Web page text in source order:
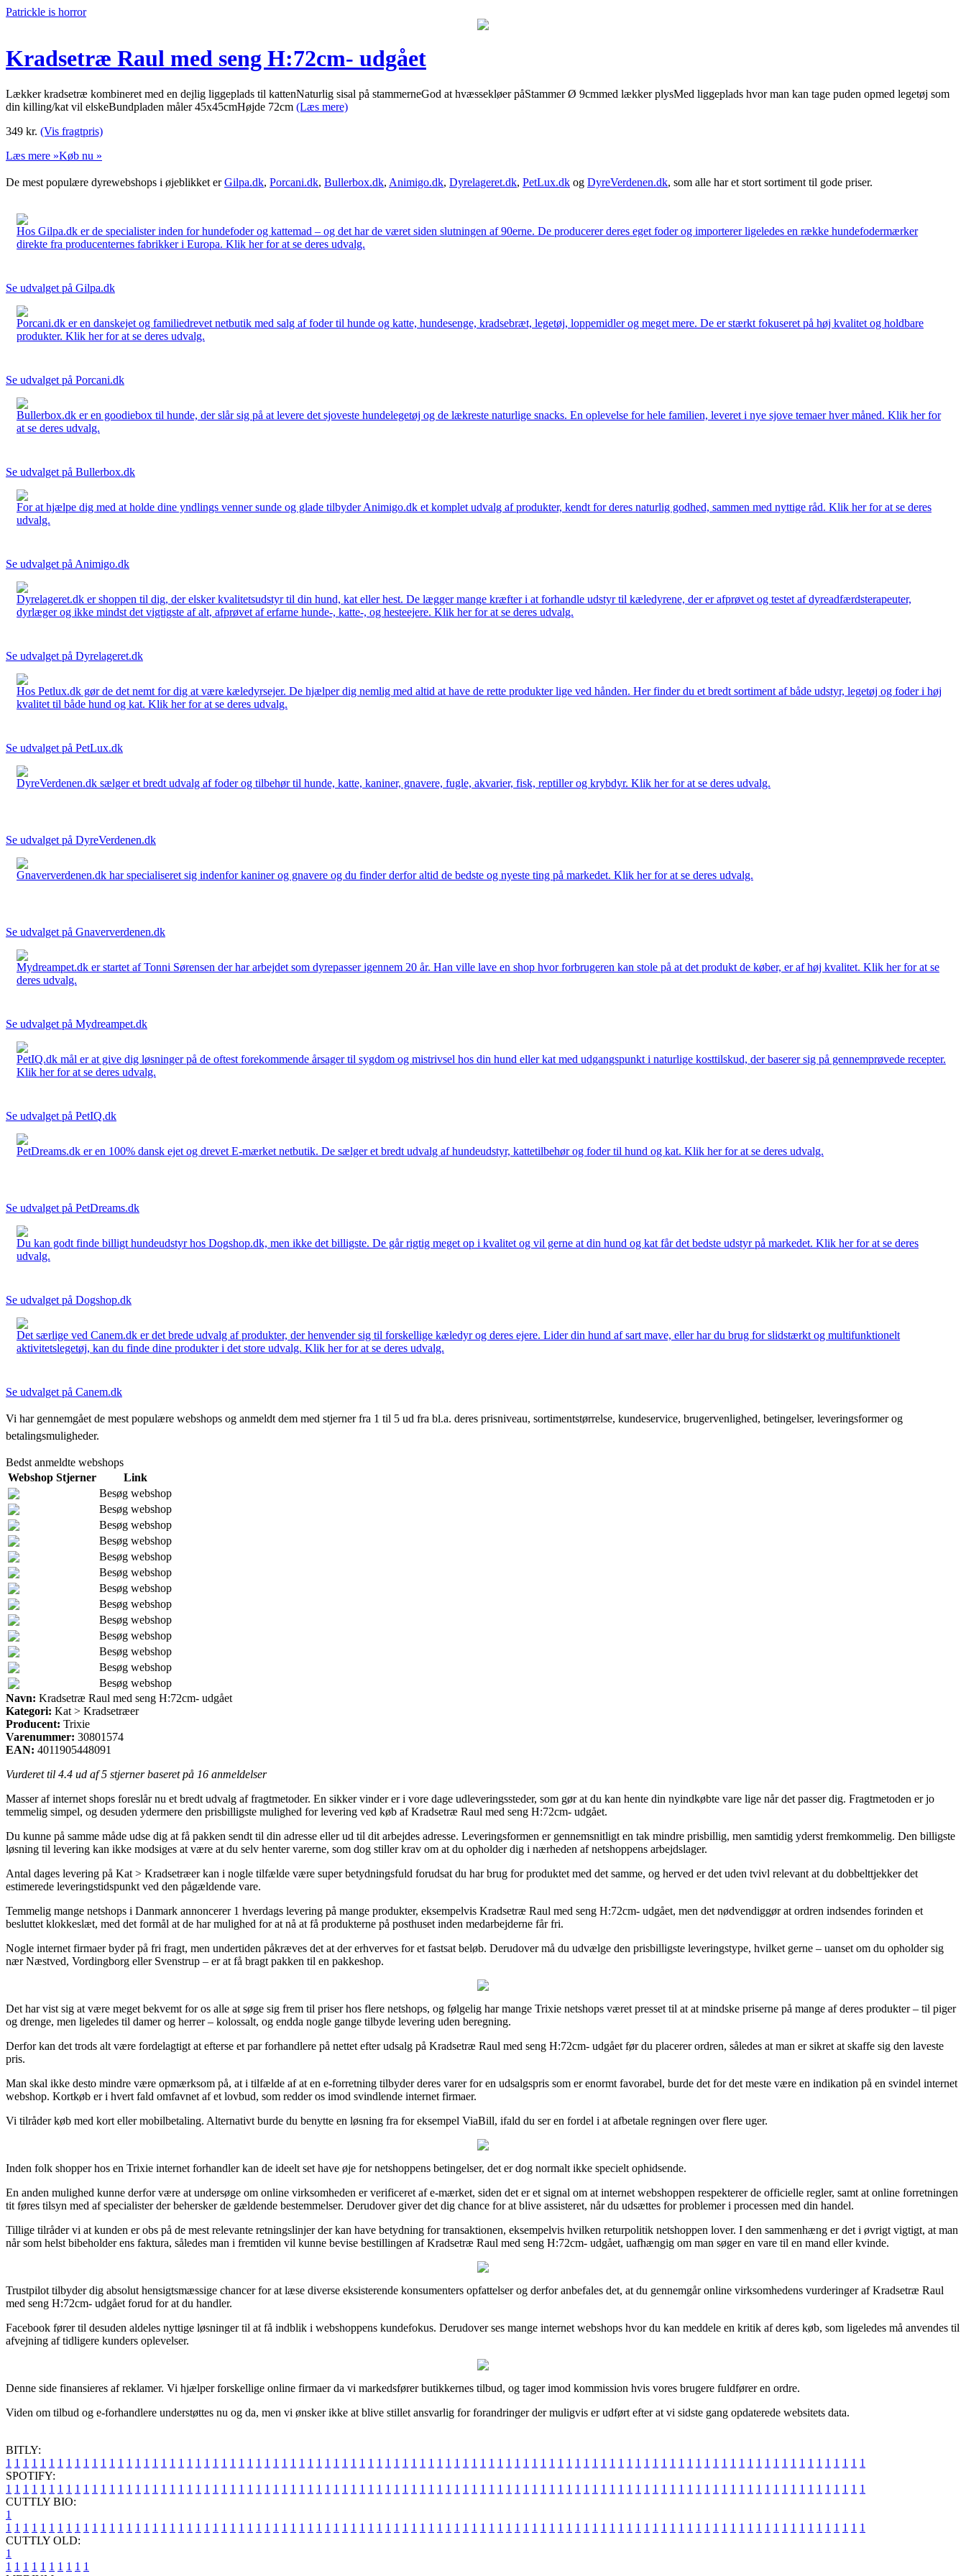
Patrickle is horror
Kradsetræ Raul med seng H:72cm- udgået
Lækker kradsetræ kombineret med en dejlig liggeplads til kattenNaturlig sisal på stammerneGod at hvæssekløer påStammer Ø 9cmmed lækker plysMed liggeplads hvor man kan tage puden opmed legetøj som
din killing/kat vil elskeBundpladen måler 45x45cmHøjde 72cm (Læs mere)
349 kr. (Vis fragtpris)
Læs mere »Køb nu »
De mest populære dyrewebshops i øjeblikket erGilpa.dk, Porcani.dk, Bullerbox.dk, Animigo.dk, Dyrelageret.dk, PetLux.dk og DyreVerdenen.dk, som alle har et stort sortiment til gode priser.
Hos Gilpa.dk er de specialister inden for hundefoder og kattemad – og det har de været siden slutningen af 90erne. De producerer deres eget foder og importerer ligeledes en række hundefodermærker
direkte fra producenternes fabrikker i Europa. Klik her for at se deres udvalg.
Se udvalget på Gilpa.dk
Porcani.dk er en danskejet og familiedrevet netbutik med salg af foder til hunde og katte, hundesenge, kradsebræt, legetøj, loppemidler og meget mere. De er stærkt fokuseret på høj kvalitet og holdbare
produkter. Klik her for at se deres udvalg.
Se udvalget på Porcani.dk
Bullerbox.dk er en goodiebox til hunde, der slår sig på at levere det sjoveste hundelegetøj og de lækreste naturlige snacks. En oplevelse for hele familien, leveret i nye sjove temaer hver måned. Klik her for
at se deres udvalg.
Se udvalget på Bullerbox.dk
For at hjælpe dig med at holde dine yndlings venner sunde og glade tilbyder Animigo.dk et komplet udvalg af produkter, kendt for deres naturlig godhed, sammen med nyttige råd. Klik her for at se deres
udvalg.
Se udvalget på Animigo.dk
Dyrelageret.dk er shoppen til dig, der elsker kvalitetsudstyr til din hund, kat eller hest. De lægger mange kræfter i at forhandle udstyr til kæledyrene, der er afprøvet og testet af dyreadfærdsterapeuter,
dyrlæger og ikke mindst det vigtigste af alt, afprøvet af erfarne hunde-, katte-, og hesteejere. Klik her for at se deres udvalg.
Se udvalget på Dyrelageret.dk
Hos Petlux.dk gør de det nemt for dig at være kæledyrsejer. De hjælper dig nemlig med altid at have de rette produkter lige ved hånden. Her finder du et bredt sortiment af både udstyr, legetøj og foder i høj
kvalitet til både hund og kat. Klik her for at se deres udvalg.
Se udvalget på PetLux.dk
DyreVerdenen.dk sælger et bredt udvalg af foder og tilbehør til hunde, katte, kaniner, gnavere, fugle, akvarier, fisk, reptiller og krybdyr. Klik her for at se deres udvalg.
Se udvalget på DyreVerdenen.dk
Gnaververdenen.dk har specialiseret sig indenfor kaniner og gnavere og du finder derfor altid de bedste og nyeste ting på markedet. Klik her for at se deres udvalg.
Se udvalget på Gnaververdenen.dk
Mydreampet.dk er startet af Tonni Sørensen der har arbejdet som dyrepasser igennem 20 år. Han ville lave en shop hvor forbrugeren kan stole på at det produkt de køber, er af høj kvalitet. Klik her for at se
deres udvalg.
Se udvalget på Mydreampet.dk
PetIQ.dk mål er at give dig løsninger på de oftest forekommende årsager til sygdom og mistrivsel hos din hund eller kat med udgangspunkt i naturlige kosttilskud, der baserer sig på gennemprøvede recepter.
Klik her for at se deres udvalg.
Se udvalget på PetIQ.dk
PetDreams.dk er en 100% dansk ejet og drevet E-mærket netbutik. De sælger et bredt udvalg af hundeudstyr, kattetilbehør og foder til hund og kat. Klik her for at se deres udvalg.
Se udvalget på PetDreams.dk
Du kan godt finde billigt hundeudstyr hos Dogshop.dk, men ikke det billigste. De går rigtig meget op i kvalitet og vil gerne at din hund og kat får det bedste udstyr på markedet. Klik her for at se deres
udvalg.
Se udvalget på Dogshop.dk
Det særlige ved Canem.dk er det brede udvalg af produkter, der henvender sig til forskellige kæledyr og deres ejere. Lider din hund af sart mave, eller har du brug for slidstærkt og multifunktionelt
aktivitetslegetøj, kan du finde dine produkter i det store udvalg. Klik her for at se deres udvalg.
Se udvalget på Canem.dk
Vi har gennemgået de mest populære webshops og anmeldt dem med stjerner fra 1 til 5 ud fra bl.a. deres prisniveau, sortimentstørrelse, kundeservice, brugervenlighed, betingelser, leveringsformer og
betalingsmuligheder.
Bedst anmeldte webshops
Webshop Stjerner
Link
Besøg webshop
Besøg webshop
Besøg webshop
Besøg webshop
Besøg webshop
Besøg webshop
Besøg webshop
Besøg webshop
Besøg webshop
Besøg webshop
Besøg webshop
Besøg webshop
Besøg webshop
Navn: Kradsetræ Raul med seng H:72cm- udgået
Kategori: Kat > Kradsetræer
Producent: Trixie
Varenummer: 30801574
EAN: 4011905448091
Vurderet til 4.4 ud af 5 stjerner baseret på 16 anmeldelser
Masser af internet shops foreslår nu et bredt udvalg af fragtmetoder. En sikker vinder er i vore dage udleveringssteder, som gør at du kan hente din nyindkøbte vare lige når det passer dig. Fragtmetoden er jo
temmelig simpel, og desuden ydermere den prisbilligste mulighed for levering ved køb af Kradsetræ Raul med seng H:72cm- udgået.
Du kunne på samme måde udse dig at få pakken sendt til din adresse eller ud til dit arbejdes adresse. Leveringsformen er gennemsnitligt en tak mindre prisbillig, men samtidig yderst fremkommelig. Den billigste
løsning til levering kan ikke modsiges at være at du selv henter varerne, som dog stiller krav om at du opholder dig i nærheden af netshoppens arbejdslager.
Antal dages levering på Kat > Kradsetræer kan i nogle tilfælde være super betydningsfuld forudsat du har brug for produktet med det samme, og herved er det uden tvivl relevant at du dobbelttjekker det
estimerede leveringstidspunkt ved den pågældende vare.
Temmelig mange netshops i Danmark annoncerer 1 hverdags levering på mange produkter, eksempelvis Kradsetræ Raul med seng H:72cm- udgået, men det nødvendiggør at ordren indsendes forinden et
besluttet klokkeslæt, med det formål at de har mulighed for at nå at få produkterne på posthuset inden medarbejderne får fri.
Nogle internet firmaer byder på fri fragt, men undertiden påkræves det at der erhverves for et fastsat beløb. Derudover må du udvælge den prisbilligste leveringstype, hvilket gerne – uanset om du opholder sig
nær Næstved, Vordingborg eller Svenstrup – er at få bragt pakken til en pakkeshop.
Det har vist sig at være meget bekvemt for os alle at søge sig frem til priser hos flere netshops, og følgelig har mange Trixie netshops været presset til at at mindske priserne på mange af deres produkter – til piger
og drenge, men ligeledes til damer og herrer – kolossalt, og endda nogle gange tilbyde levering uden beregning.
Derfor kan det trods alt være fordelagtigt at efterse et par forhandlere på nettet efter udsalg på Kradsetræ Raul med seng H:72cm- udgået før du placerer ordren, således at man er sikret at skaffe sig den laveste
pris.
Man skal ikke desto mindre være opmærksom på, at i tilfælde af at en e-forretning tilbyder deres varer for en udsalgspris som er enormt favorabel, burde det for det meste være en indikation på en svindel internet
webshop. Kortkøb er i hvert fald omfavnet af et lovbud, som redder os imod svindlende internet firmaer.
Vi tilråder køb med kort eller mobilbetaling. Alternativt burde du benytte en løsning fra for eksempel ViaBill, ifald du ser en fordel i at afbetale regningen over flere uger.
Inden folk shopper hos en Trixie internet forhandler kan de ideelt set have øje for netshoppens betingelser, det er dog normalt ikke specielt ophidsende.
En anden mulighed kunne derfor være at undersøge om online virksomheden er verificeret af e-mærket, siden det er et signal om at internet webshoppen respekterer de officielle regler, samt at online forretningen
tit føres tilsyn med af specialister der behersker de gældende bestemmelser. Derudover giver det dig chance for at blive assisteret, når du udsættes for problemer i processen med din handel.
Tillige tilråder vi at kunden er obs på de mest relevante retningslinjer der kan have betydning for transaktionen, eksempelvis hvilken returpolitik netshoppen lover. I den sammenhæng er det i øvrigt vigtigt, at man
når som helst bibeholder ens faktura, således man i fremtiden vil kunne bevise bestillingen af Kradsetræ Raul med seng H:72cm- udgået, uafhængig om man søger en vare til en mand eller kvinde.
Trustpilot tilbyder dig absolut hensigtsmæssige chancer for at læse diverse eksisterende konsumenters opfattelser og derfor anbefales det, at du gennemgår online virksomhedens vurderinger af Kradsetræ Raul
med seng H:72cm- udgået forud for at du handler.
Facebook fører til desuden aldeles nyttige løsninger til at få indblik i webshoppens kundefokus. Derudover ses mange internet webshops hvor du kan meddele en kritik af deres køb, som ligeledes må anvendes til
afvejning af tidligere kunders oplevelser.
Denne side finansieres af reklamer. Vi hjælper forskellige online firmaer da vi markedsfører butikkernes tilbud, og tager imod kommission hvis vores brugere fuldfører en ordre.
Viden om tilbud og e-forhandlere understøttes nu og da, men vi ønsker ikke at blive stillet ansvarlig for forandringer der muligvis er udført efter at vi sidste gang opdaterede websitets data.
BITLY:
1 1 1 1 1 1 1 1 1 1 1 1 1 1 1 1 1 1 1 1 1 1 1 1 1 1 1 1 1 1 1 1 1 1 1 1 1 1 1 1 1 1 1 1 1 1 1 1 1 1 1 1 1 1 1 1 1 1 1 1 1 1 1 1 1 1 1 1 1 1 1 1 1 1 1 1 1 1 1 1 1 1 1 1 1 1 1 1 1 1 1 1 1 1 1 1 1 1 1 1
SPOTIFY:
1 1 1 1 1 1 1 1 1 1 1 1 1 1 1 1 1 1 1 1 1 1 1 1 1 1 1 1 1 1 1 1 1 1 1 1 1 1 1 1 1 1 1 1 1 1 1 1 1 1 1 1 1 1 1 1 1 1 1 1 1 1 1 1 1 1 1 1 1 1 1 1 1 1 1 1 1 1 1 1 1 1 1 1 1 1 1 1 1 1 1 1 1 1 1 1 1 1 1 1
CUTTLY BIO:
1
1 1 1 1 1 1 1 1 1 1 1 1 1 1 1 1 1 1 1 1 1 1 1 1 1 1 1 1 1 1 1 1 1 1 1 1 1 1 1 1 1 1 1 1 1 1 1 1 1 1 1 1 1 1 1 1 1 1 1 1 1 1 1 1 1 1 1 1 1 1 1 1 1 1 1 1 1 1 1 1 1 1 1 1 1 1 1 1 1 1 1 1 1 1 1 1 1 1 1 1
CUTTLY OLD:
1
1 1 1 1 1 1 1 1 1 1